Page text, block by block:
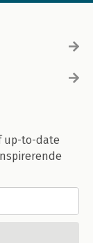
up-to-date